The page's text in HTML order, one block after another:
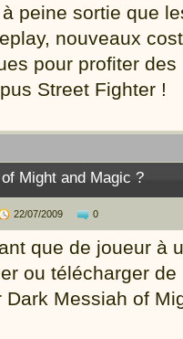
peine sortie que
nouveaux
pour profiter
Street Fighter !
Might and Magic ?
22/07/2009 0
que de joueur à
ou télécharger de
Dark Messiah of